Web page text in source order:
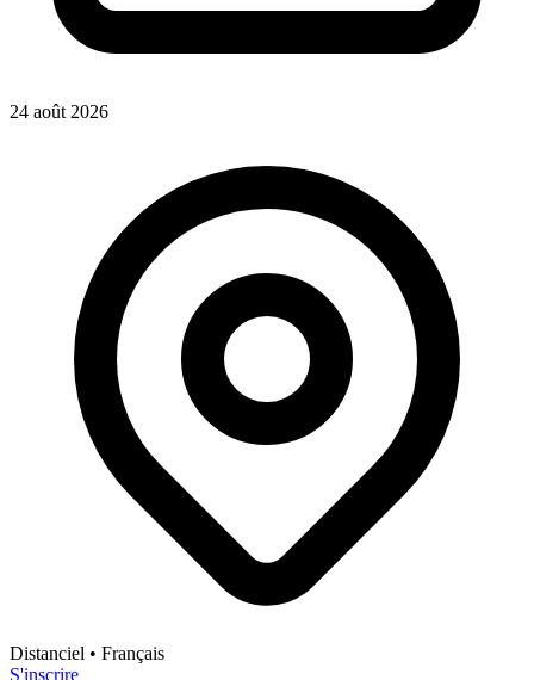
24 août 2026
Distanciel • Français
S'inscrire